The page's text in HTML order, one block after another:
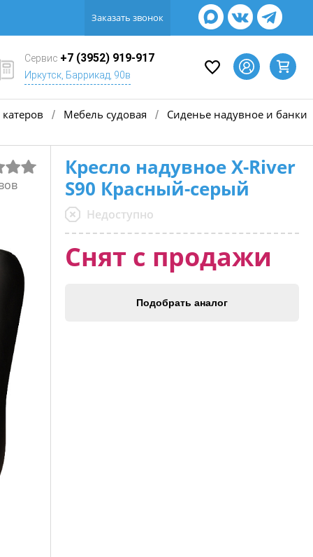
Заказать звонок
Сервис +7 (3952) 919-917
Иркутск, Баррикад, 90в
/ Мебель судовая /
Сиденье надувное и банки
Кресло надувное X-River
S90 Красный-серый
Недоступно
Снят с продажи
Подобрать аналог